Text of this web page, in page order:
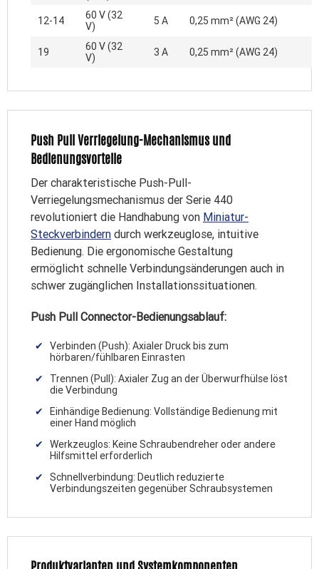
12-14
60 V (32
V)
5 A 0,25 mm² (AWG 24)
19
60 V (32
V)
3 A 0,25 mm² (AWG 24)
Push Pull Verriegelung-Mechanismus und
Bedienungsvorteile
Der charakteristische Push-Pull-
Verriegelungsmechanismus der Serie 440
revolutioniert die Handhabung von Miniatur-
Steckverbindern durch werkzeuglose, intuitive
Bedienung. Die ergonomische Gestaltung
ermöglicht schnelle Verbindungsänderungen auch in
schwer zugänglichen Installationssituationen.
Push Pull Connector-Bedienungsablauf:
Verbinden (Push): Axialer Druck bis zum
hörbaren/fühlbaren Einrasten
Trennen (Pull): Axialer Zug an der Überwurfhülse löst
die Verbindung
Einhändige Bedienung: Vollständige Bedienung mit
einer Hand möglich
Werkzeuglos: Keine Schraubendreher oder andere
Hilfsmittel erforderlich
Schnellverbindung: Deutlich reduzierte
Verbindungszeiten gegenüber Schraubsystemen